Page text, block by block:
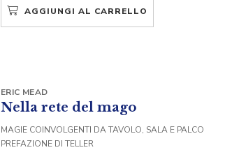
AGGIUNGI AL CARRELLO
Nella rete del mago
ERIC MEAD
MAGIE COINVOLGENTI DA TAVOLO, SALA E PALCO
PREFAZIONE DI TELLER